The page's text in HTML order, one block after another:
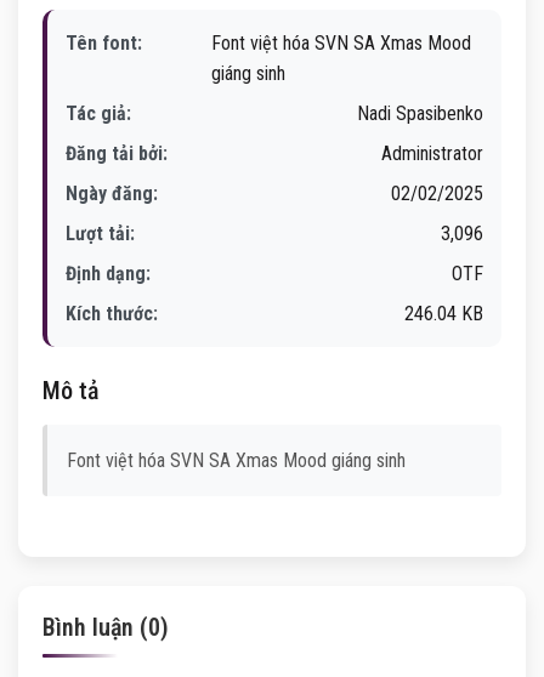
Tên font:
Font việt hóa SVN SA Xmas Mood
giáng sinh
Tác giả:
Nadi Spasibenko
Đăng tải bởi:
Administrator
Ngày đăng:
02/02/2025
Lượt tải:
3,096
Định dạng:
OTF
Kích thước:
246.04 KB
Mô tả
Font việt hóa SVN SA Xmas Mood giáng sinh
Bình luận (0)